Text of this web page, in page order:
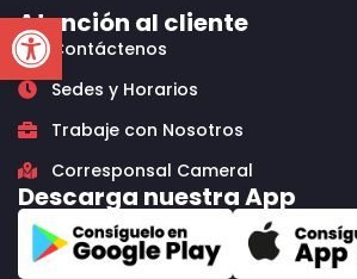
Open toolbar
Atención al cliente
Contáctenos
Sedes y Horarios
Trabaje con Nosotros
Corresponsal Cameral
Descarga nuestra App